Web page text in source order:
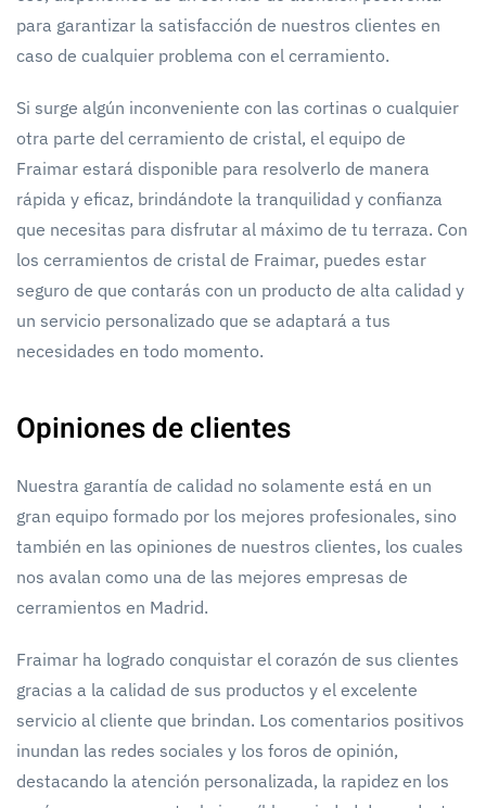
para garantizar la satisfacción de nuestros clientes en
caso de cualquier problema con el cerramiento.
Si surge algún inconveniente con las cortinas o cualquier
otra parte del cerramiento de cristal, el equipo de
Fraimar estará disponible para resolverlo de manera
rápida y eficaz, brindándote la tranquilidad y confianza
que necesitas para disfrutar al máximo de tu terraza. Con
los cerramientos de cristal de Fraimar, puedes estar
seguro de que contarás con un producto de alta calidad y
un servicio personalizado que se adaptará a tus
necesidades en todo momento.
Opiniones de clientes
Nuestra garantía de calidad no solamente está en un
gran equipo formado por los mejores profesionales, sino
también en las opiniones de nuestros clientes, los cuales
nos avalan como una de las mejores empresas de
cerramientos en Madrid.
Fraimar ha logrado conquistar el corazón de sus clientes
gracias a la calidad de sus productos y el excelente
servicio al cliente que brindan. Los comentarios positivos
inundan las redes sociales y los foros de opinión,
destacando la atención personalizada, la rapidez en los